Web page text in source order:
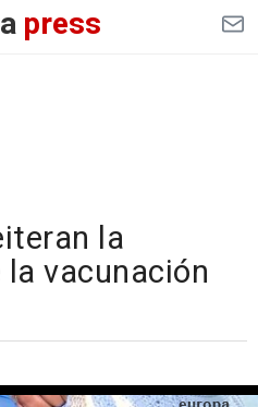
press
la
vacunación